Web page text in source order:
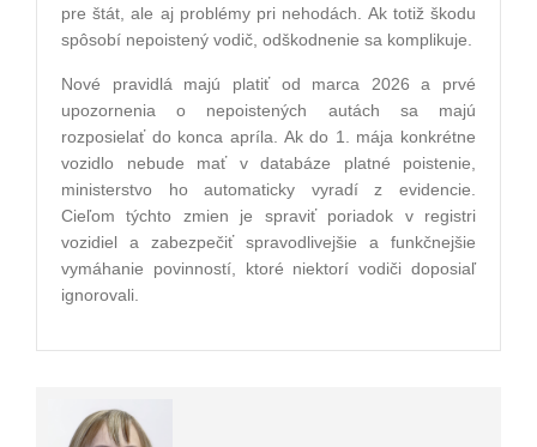
pre štát, ale aj problémy pri nehodách. Ak totiž škodu
spôsobí nepoistený vodič, odškodnenie sa komplikuje.
Nové pravidlá majú platiť od marca 2026 a prvé
upozornenia o nepoistených autách sa majú
rozposielať do konca apríla. Ak do 1. mája konkrétne
vozidlo nebude mať v databáze platné poistenie,
ministerstvo ho automaticky vyradí z evidencie.
Cieľom týchto zmien je spraviť poriadok v registri
vozidiel a zabezpečiť spravodlivejšie a funkčnejšie
vymáhanie povinností, ktoré niektorí vodiči doposiaľ
ignorovali.